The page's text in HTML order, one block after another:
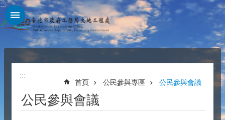
跳到主要內容區塊
:::
:::
首頁 公民參與專區 公民參與會議
公民參與會議